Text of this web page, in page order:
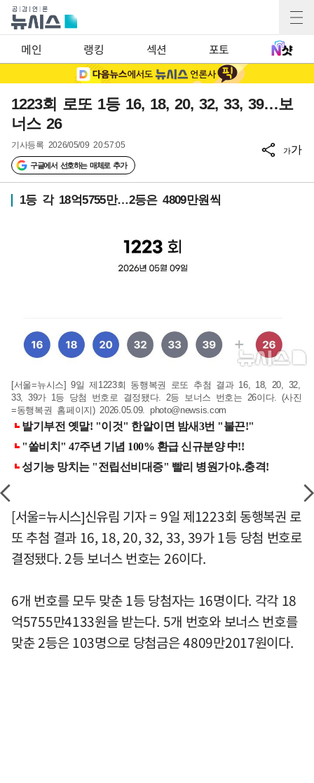
메인 랭킹 섹션 포토
1223회 로또 1등 16, 18, 20, 32, 33, 39…보
너스 26
기사등록 2026/05/09 20:57:05
구글에서 선호하는 매체로 추가
가가
1등 각 18억5755만…2등은 4809만원씩
[서울=뉴시스] 9일 제1223회 동행복권 로또 추첨 결과 16, 18, 20, 32,
33, 39가 1등 당첨 번호로 결정됐다. 2등 보너스 번호는 26이다. (사진
=동행복권 홈페이지) 2026.05.09. photo@newsis.com
[서울=뉴시스]신유림 기자 = 9일 제1223회 동행복권 로
또 추첨 결과 16, 18, 20, 32, 33, 39가 1등 당첨 번호로
결정됐다. 2등 보너스 번호는 26이다.
6개 번호를 모두 맞춘 1등 당첨자는 16명이다. 각각 18
억5755만4133원을 받는다. 5개 번호와 보너스 번호를
맞춘 2등은 103명으로 당첨금은 4809만2017원이다.